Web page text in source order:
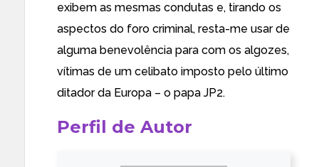
exibem as mesmas condutas e, tirando os
aspectos do foro criminal, resta-me usar de
alguma benevolência para com os algozes,
vítimas de um celibato imposto pelo último
ditador da Europa – o papa JP2.
Perfil de Autor